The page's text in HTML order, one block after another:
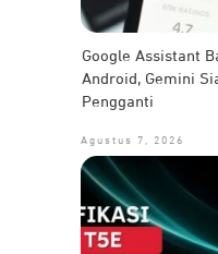
Google Assistant
Android, Gemini
Pengganti
Agustus 7, 2026